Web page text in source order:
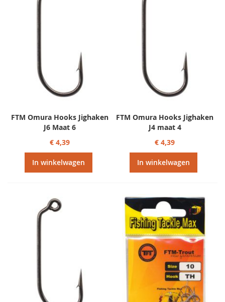
FTM Omura Hooks Jighaken
J6 Maat 6
€ 4,39
In winkelwagen
FTM Omura Hooks Jighaken
J4 maat 4
€ 4,39
In winkelwagen